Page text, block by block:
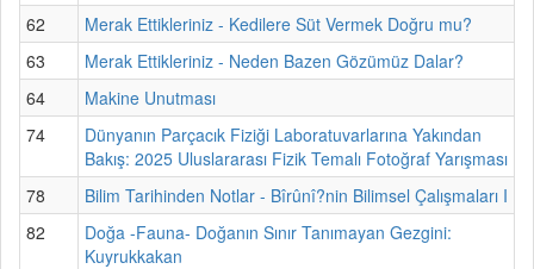
62
Merak Ettikleriniz - Kedilere Süt Vermek Doğru mu?
63
Merak Ettikleriniz - Neden Bazen Gözümüz Dalar?
64
Makine Unutması
74
Dünyanın Parçacık Fiziği Laboratuvarlarına Yakından
Bakış: 2025 Uluslararası Fizik Temalı Fotoğraf Yarışması
78
Bilim Tarihinden Notlar - Bîrûnî?nin Bilimsel Çalışmaları I
82
Doğa -Fauna- Doğanın Sınır Tanımayan Gezgini:
Kuyrukkakan